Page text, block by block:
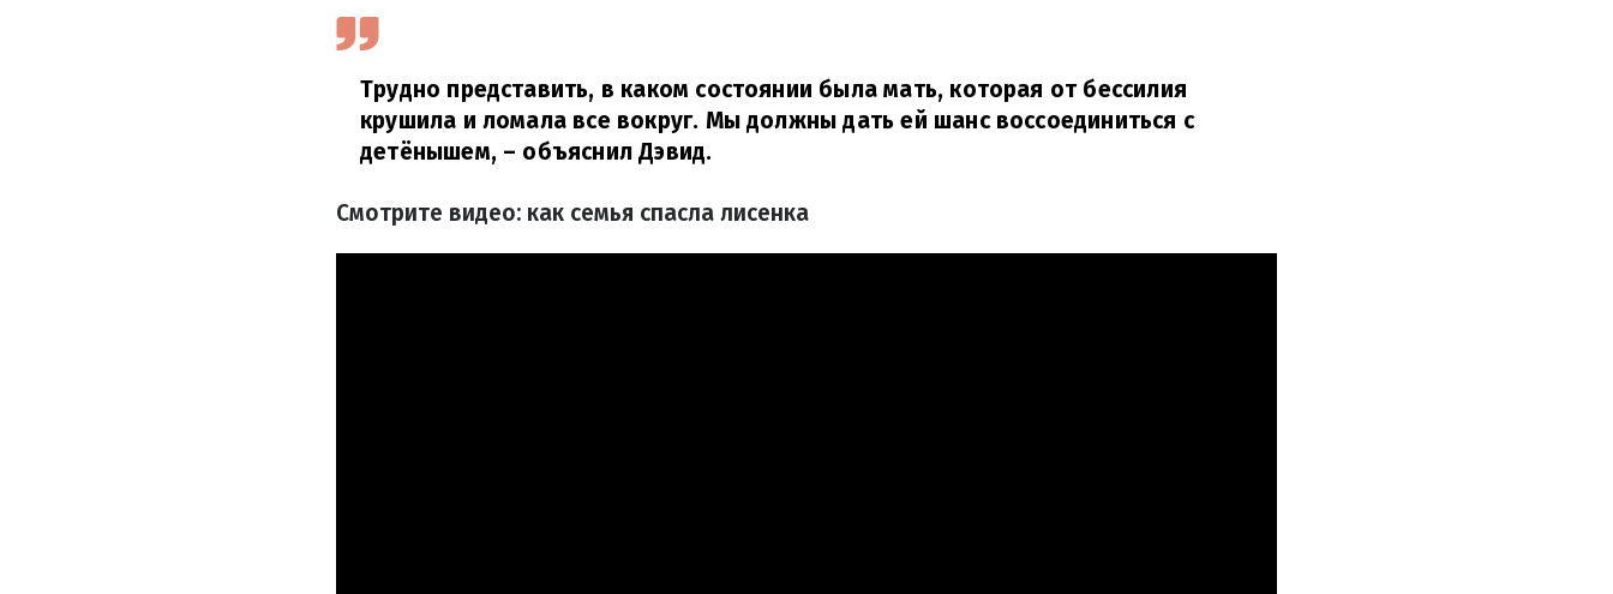
Трудно представить, в каком состоянии была мать, которая от бессилия
крушила и ломала все вокруг. Мы должны дать ей шанс воссоединиться с
детёнышем, – объяснил Дэвид.
Смотрите видео: как семья спасла лисенка